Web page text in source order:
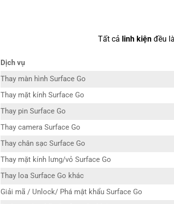
Tất cả linh kiệnđều
Dịch vụ
Thay màn hình Surface Go
Thay mặt kính Surface Go
Thay pin Surface Go
Thay camera Surface Go
Thay chân sạc Surface Go
Thay mặt kính lưng/vỏ Surface Go
Thay loa Surface Go khác
Giải mã / Unlock/ Phá mật khẩu Surface Go